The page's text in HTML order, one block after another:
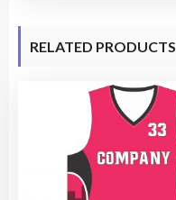
RELATED PRODUCTS